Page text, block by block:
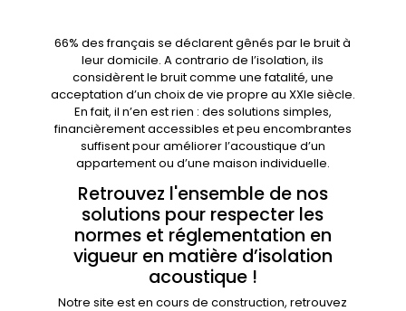
66% des français se déclarent gênés par le bruit à
leur domicile. A contrario de l’isolation, ils
considèrent le bruit comme une fatalité, une
acceptation d’un choix de vie propre au XXIe siècle.
En fait, il n’en est rien : des solutions simples,
financièrement accessibles et peu encombrantes
suffisent pour améliorer l’acoustique d’un
appartement ou d’une maison individuelle.
Retrouvez l'ensemble de nos
solutions pour respecter les
normes et réglementation en
vigueur en matière d’isolation
acoustique !
Notre site est en cours de construction, retrouvez